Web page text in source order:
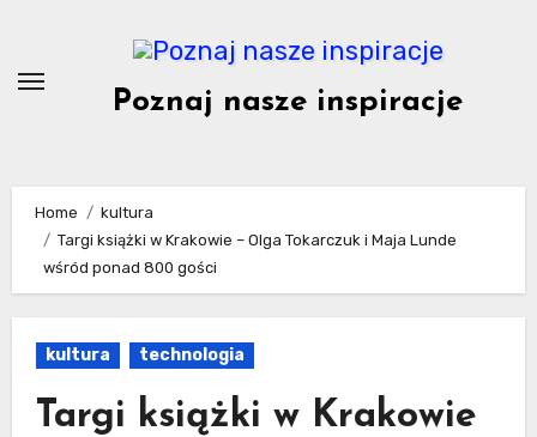
content
Poznaj nasze inspiracje
Home
kultura
Targi książki w Krakowie – Olga Tokarczuk i Maja Lunde
wśród ponad 800 gości
kultura technologia
Targi książki w Krakowie